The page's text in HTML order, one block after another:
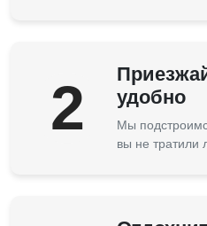
2
удобно
Мы
вы не тратили